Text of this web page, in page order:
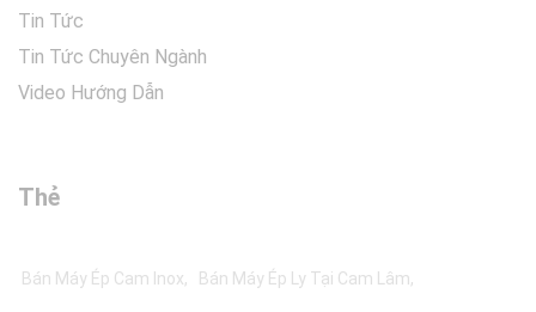
Tin Tức
Tin Tức Chuyên Ngành
Video Hướng Dẫn
Thẻ
Bán Máy Ép Cam Inox Bán Máy Ép Ly Tại Cam Lâm